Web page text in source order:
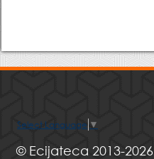
Select Language ▼
© Ecijateca 2013-2026